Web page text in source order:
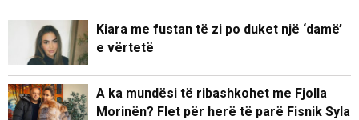
Kiara me fustan të zi po duket një ‘damë’
e vërtetë
A ka mundësi të ribashkohet me Fjolla
Morinën? Flet për herë të parë Fisnik Syla